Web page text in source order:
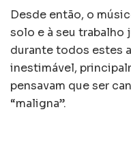
Desde então, o
solo e à seu trabalho
durante todos estes
inestimável,
pensavam que ser
“maligna”.